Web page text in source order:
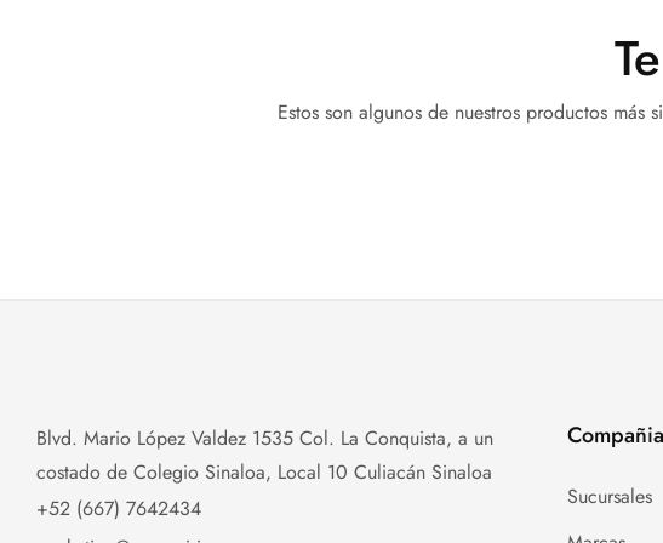
Estos son algunos de nuestros productos
Blvd. Mario López Valdez 1535 Col. La Conquista, a un
costado de Colegio Sinaloa, Local 10 Culiacán Sinaloa
+52 (667) 7642434
Compañia
Sucursales